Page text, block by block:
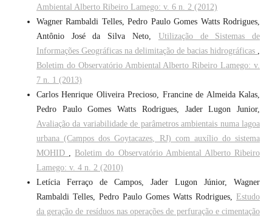
Ambiental Alberto Ribeiro Lamego: v. 6 n. 2 (2012)
Wagner Rambaldi Telles, Pedro Paulo Gomes Watts Rodrigues,
Antônio José da Silva Neto, Utilização de Sistemas de
Informações Geográficas na delimitação de bacias hidrográficas
Boletim do Observatório Ambiental Alberto Ribeiro Lamego: v.
7 n. 1 (2013)
Carlos Henrique Oliveira Precioso, Francine de Almeida Kalas,
Pedro Paulo Gomes Watts Rodrigues, Jader Lugon Junior,
Avaliação da variabilidade de parâmetros ambientais numa lagoa
urbana (Campos dos Goytacazes, RJ) com auxílio do sistema
MOHID
Boletim do Observatório Ambiental Alberto Ribeiro
Lamego: v. 4 n. 2 (2010)
Letícia Ferraço de Campos, Jader Lugon Júnior, Wagner
Rambaldi Telles, Pedro Paulo Gomes Watts Rodrigues, Estudo
da geração de resíduos nas operações de perfuração e cimentação